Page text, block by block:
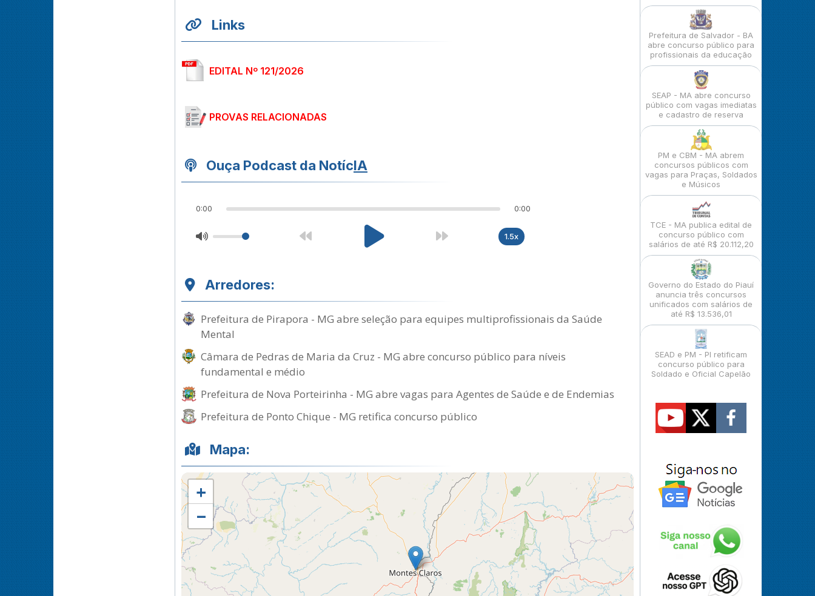
Links
EDITAL Nº 121/2026
PROVAS RELACIONADAS
Ouça Podcast da NotícIA
0:00 0:00
1.5x
Arredores:
Prefeitura de Pirapora - MG abre seleção para equipes multiprofissionais da Saúde
Mental
Câmara de Pedras de Maria da Cruz - MG abre concurso público para níveis
fundamental e médio
Prefeitura de Nova Porteirinha - MG abre vagas para Agentes de Saúde e de Endemias
Prefeitura de Ponto Chique - MG retifica concurso público
Mapa:
+
−
Prefeitura de Salvador - BA
abre concurso público para
profissionais da educação
SEAP - MA abre concurso
público com vagas imediatas
e cadastro de reserva
PM e CBM - MA abrem
concursos públicos com
vagas para Praças, Soldados
e Músicos
TCE - MA publica edital de
concurso público com
salários de até R$ 20.112,20
Governo do Estado do Piauí
anuncia três concursos
unificados com salários de
até R$ 13.536,01
SEAD e PM - PI retificam
concurso público para
Soldado e Oficial Capelão